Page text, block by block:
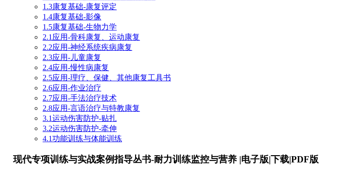
1.3康复基础-康复评定
1.4康复基础-影像
1.5康复基础-生物力学
2.1应用-骨科康复、运动康复
2.2应用-神经系统疾病康复
2.3应用-儿童康复
2.4应用-慢性病康复
2.5应用-理疗、保健、其他康复工具书
2.6应用-作业治疗
2.7应用-手法治疗技术
2.8应用-言语治疗与特教康复
3.1运动伤害防护-贴扎
3.2运动伤害防护-牵伸
4.1功能训练与体能训练
现代专项训练与实战案例指导丛书-耐力训练监控与营养 |电子版|下载|PDF版